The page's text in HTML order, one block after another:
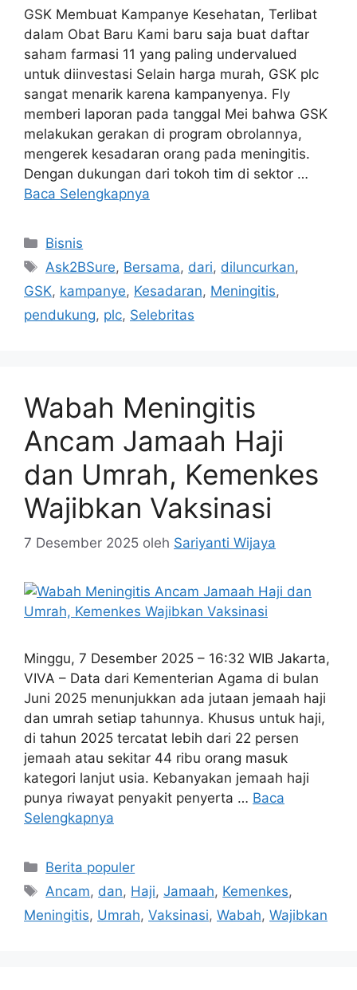
GSK Membuat Kampanye Kesehatan, Terlibat
dalam Obat Baru Kami baru saja buat daftar
saham farmasi 11 yang paling undervalued
untuk diinvestasi Selain harga murah, GSK plc
sangat menarik karena kampanyenya. Fly
memberi laporan pada tanggal Mei bahwa GSK
melakukan gerakan di program obrolannya,
mengerek kesadaran orang pada meningitis.
Dengan dukungan dari tokoh tim di sektor …
Baca Selengkapnya
Kategori
Bisnis
Tag
Ask2BSure, Bersama, dari, diluncurkan,
GSK, kampanye, Kesadaran, Meningitis,
pendukung, plc, Selebritas
Wabah Meningitis
Ancam Jamaah Haji
dan Umrah, Kemenkes
Wajibkan Vaksinasi
7 Desember 2025 oleh Sariyanti Wijaya
Minggu, 7 Desember 2025 – 16:32 WIB Jakarta,
VIVA – Data dari Kementerian Agama di bulan
Juni 2025 menunjukkan ada jutaan jemaah haji
dan umrah setiap tahunnya. Khusus untuk haji,
di tahun 2025 tercatat lebih dari 22 persen
jemaah atau sekitar 44 ribu orang masuk
kategori lanjut usia. Kebanyakan jemaah haji
punya riwayat penyakit penyerta … Baca
Selengkapnya
Kategori
Berita populer
Tag
Ancam, dan, Haji,Jamaah, Kemenkes,
Meningitis, Umrah, Vaksinasi, Wabah, Wajibkan